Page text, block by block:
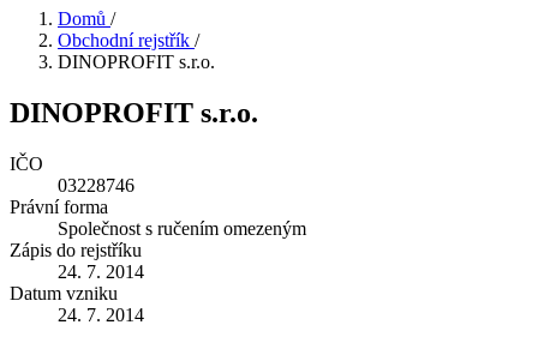
Domů /
Obchodní rejstřík /
DINOPROFIT s.r.o.
DINOPROFIT s.r.o.
IČO
03228746
Právní forma
Společnost s ručením omezeným
Zápis do rejstříku
24. 7. 2014
Datum vzniku
24. 7. 2014